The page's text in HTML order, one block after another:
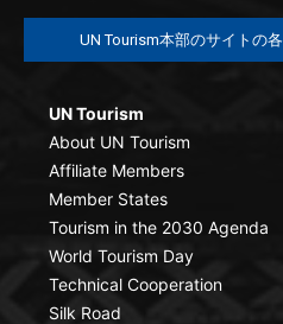
UN Tourism本部のサイトの
UN Tourism
About UN Tourism
Affiliate Members
Member States
Tourism in the 2030 Agenda
World Tourism Day
Technical Cooperation
Silk Road